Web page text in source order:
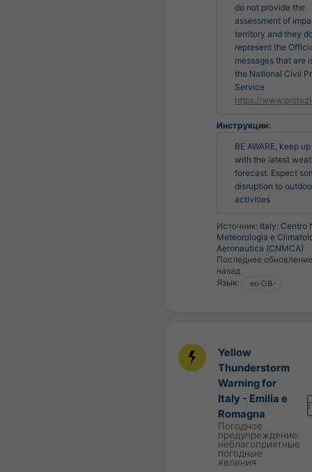
do not provide the
assessment of
territory and they
represent the
messages that are
the National Civil
Service
https://
Инструкции:
BE AWARE, keep
with the latest
forecast. Expect
disruption to
activities
Источник: Italy: Centro
Meteorologia e
Aeronautica (CNMCA)
Последнее
назад
Язык:
Yellow
Thunderstorm
Warning for
Italy - Emilia e
Romagna
Погодное
предупреждение:
неблагоприятные
погодные
явления